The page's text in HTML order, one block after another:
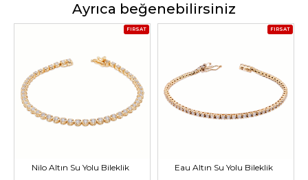
Ayrıca beğenebilirsiniz
FIRSAT
Nilo Altın Su Yolu Bileklik
FIRSAT
Eau Altın Su Yolu Bileklik